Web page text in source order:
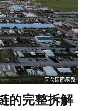
的完整拆解